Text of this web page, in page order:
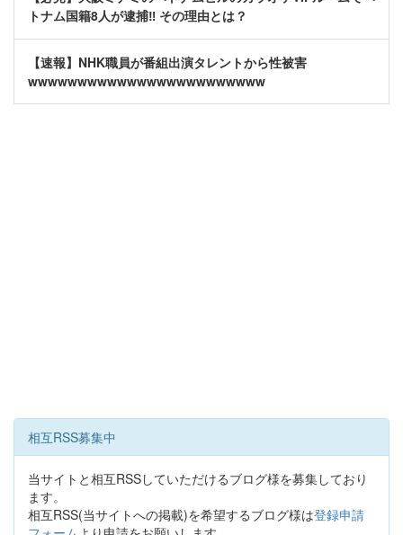
トナム国籍8人が逮捕‼ その理由とは？
【速報】NHK職員が番組出演タレントから性被害
wwwwwwwwwwwwwwwwwwwwwwww
相互RSS募集中
当サイトと相互RSSしていただけるブログ様を募集しており
ます。
相互RSS(当サイトへの掲載)を希望するブログ様は登録申請